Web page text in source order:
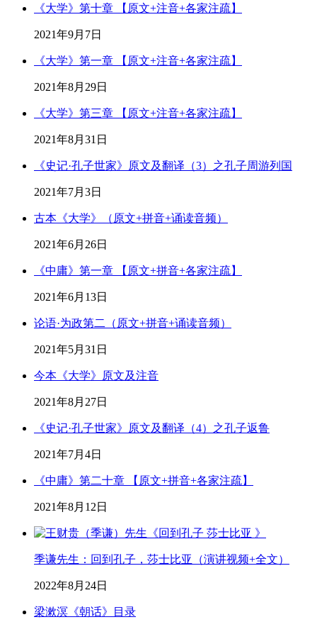
《大学》第十章 【原文+注音+各家注疏】
2021年9月7日
《大学》第一章 【原文+注音+各家注疏】
2021年8月29日
《大学》第三章 【原文+注音+各家注疏】
2021年8月31日
《史记·孔子世家》原文及翻译（3）之孔子周游列国
2021年7月3日
古本《大学》（原文+拼音+诵读音频）
2021年6月26日
《中庸》第一章 【原文+拼音+各家注疏】
2021年6月13日
论语·为政第二（原文+拼音+诵读音频）
2021年5月31日
今本《大学》原文及注音
2021年8月27日
《史记·孔子世家》原文及翻译（4）之孔子返鲁
2021年7月4日
《中庸》第二十章 【原文+拼音+各家注疏】
2021年8月12日
季谦先生：回到孔子，莎士比亚（演讲视频+全文）
2022年8月24日
梁漱溟《朝话》目录